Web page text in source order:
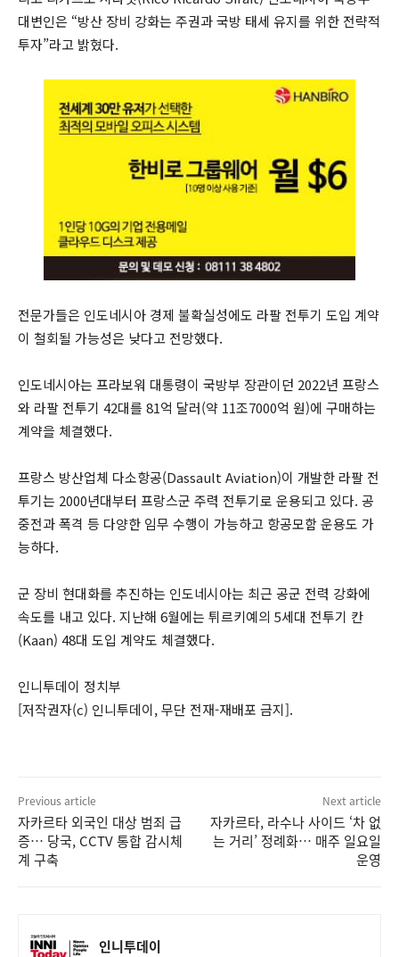
대변인은 “방산 장비 강화는 주권과 국방 태세 유지를 위한 전략적
투자”라고 밝혔다.
전문가들은 인도네시아 경제 불확실성에도 라팔 전투기 도입 계약
이 철회될 가능성은 낮다고 전망했다.
인도네시아는 프라보워 대통령이 국방부 장관이던 2022년 프랑스
와 라팔 전투기 42대를 81억 달러(약 11조7000억 원)에 구매하는
계약을 체결했다.
프랑스 방산업체 다소항공(Dassault Aviation)이 개발한 라팔 전
투기는 2000년대부터 프랑스군 주력 전투기로 운용되고 있다. 공
중전과 폭격 등 다양한 임무 수행이 가능하고 항공모함 운용도 가
능하다.
군 장비 현대화를 추진하는 인도네시아는 최근 공군 전력 강화에
속도를 내고 있다. 지난해 6월에는 튀르키예의 5세대 전투기 칸
(Kaan) 48대 도입 계약도 체결했다.
인니투데이 정치부
[저작권자(c) 인니투데이, 무단 전재-재배포 금지].
Previous article
자카르타 외국인 대상 범죄 급
증… 당국, CCTV 통합 감시체
계 구축
Next article
자카르타, 라수나 사이드 ‘차 없
는 거리’ 정례화… 매주 일요일
운영
인니투데이